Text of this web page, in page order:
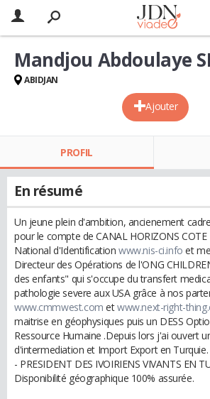
Ajouter
Mandjou Abdoulaye
ABIDJAN
PROFIL
En résumé
Un jeune plein d'ambition, ancienement
pour le compte de CANAL HORIZONS COTE
National d'Identificationwww.nis-ci.info et
Directeur des Opérations de l'ONG
des enfants" qui s'occupe du transfert
pathologie severe aux USA grâce à nos
www.cmmwest.com etwww.next-right-
maitrise en géophysiques puis un DESS
Ressource Humaine .Depuis lors j'ai ouvert
d'intermediation et Import Export en Turquie.
- PRESIDENT DES IVOIRIENS VIVANTS EN
Disponibilité géographique 100% assurée.